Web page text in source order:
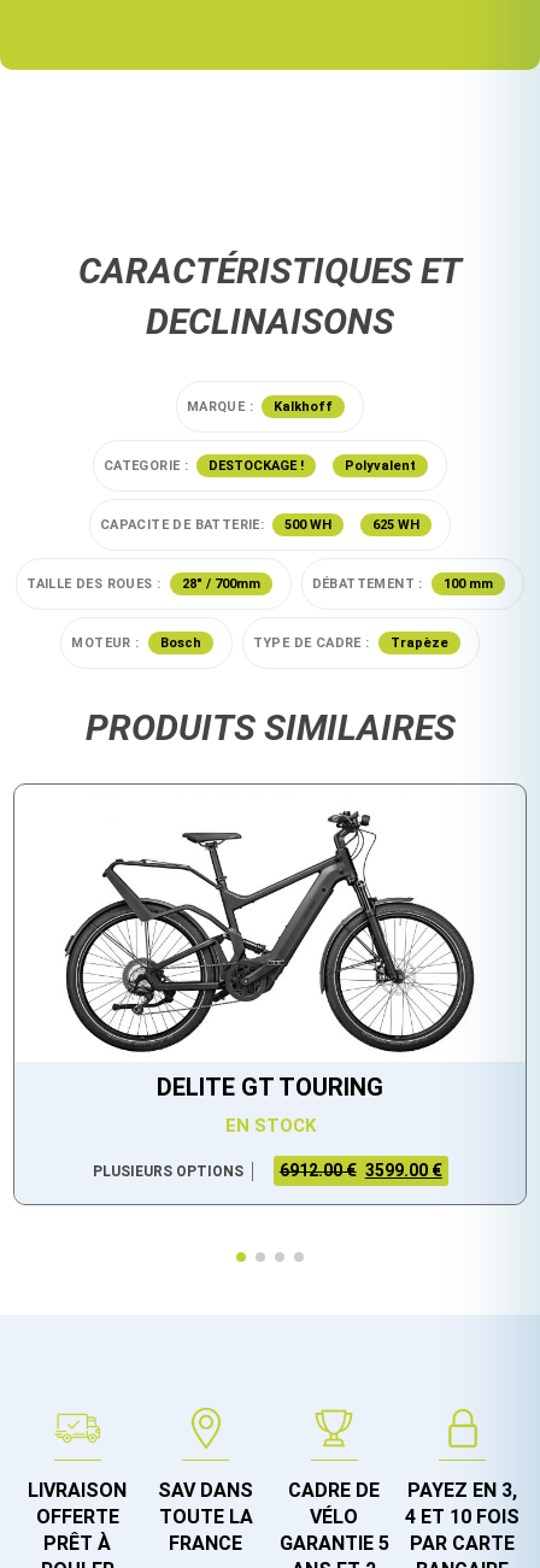
CARACTÉRISTIQUES ET
DECLINAISONS
MARQUE : Kalkhoff
CATEGORIE : DESTOCKAGE ! Polyvalent
CAPACITE DE BATTERIE: 500 WH 625 WH
TAILLE DES ROUES : 28" / 700mm DÉBATTEMENT : 100 mm
MOTEUR : Bosch TYPE DE CADRE : Trapèze
PRODUITS SIMILAIRES
DELITE GT TOURING
EN STOCK
PLUSIEURS OPTIONS 6912.00 € 3599.00 €
LIVRAISON
OFFERTE
PRÊT À
SAV DANS
TOUTE LA
FRANCE
CADRE DE
VÉLO
GARANTIE 5
PAYEZ EN 3,
4 ET 10 FOIS
PAR CARTE